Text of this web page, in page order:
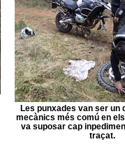
Les punxades van ser un
mecànics més comú en
va suposar cap
traçat.